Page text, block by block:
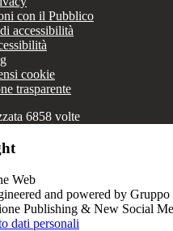
con il Pubblico
accessibilità
cookie
trasparente
6858 volte
and powered by Gruppo
Publishing & New Social
dati personali